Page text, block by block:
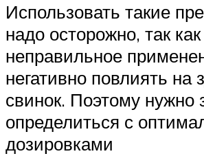
Использовать такие
надо осторожно, так
неправильное
негативно повлиять на
свинок. Поэтому нужно
определиться с
дозировками